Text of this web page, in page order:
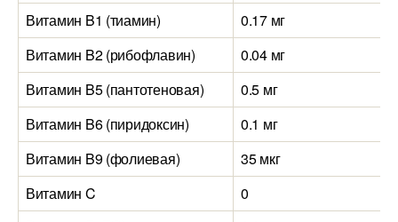
Витамин B1 (тиамин)
0.17 мг
Витамин B2 (рибофлавин)
0.04 мг
Витамин B5 (пантотеновая)
0.5 мг
Витамин B6 (пиридоксин)
0.1 мг
Витамин B9 (фолиевая)
35 мкг
Витамин C
0